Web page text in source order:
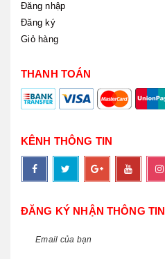
Đăng nhập
Đăng ký
Giỏ hàng
THANH TOÁN
KÊNH THÔNG TIN
ĐĂNG KÝ NHẬN THÔNG TIN